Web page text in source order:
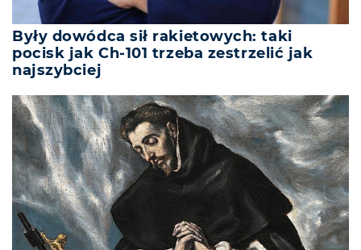
Były dowódca sił rakietowych: taki
pocisk jak Ch-101 trzeba zestrzelić jak
najszybciej